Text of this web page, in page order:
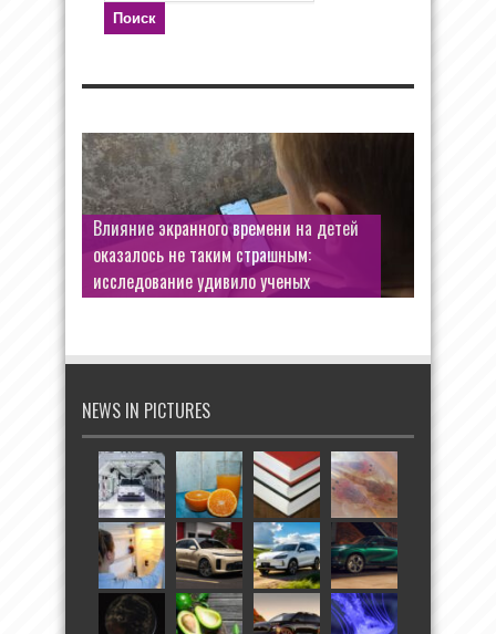
Влияние экранного времени на детей
оказалось не таким страшным:
исследование удивило ученых
NEWS IN PICTURES